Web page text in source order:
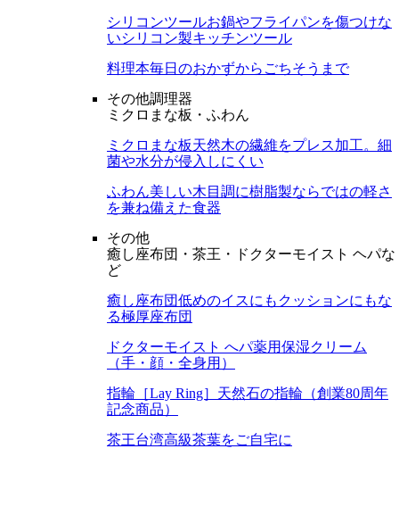
シリコンツールお鍋やフライパンを傷つけな
いシリコン製キッチンツール
料理本毎日のおかずからごちそうまで
その他調理器
ミクロまな板・ふわん
ミクロまな板天然木の繊維をプレス加工。細
菌や水分が侵入しにくい
ふわん美しい木目調に樹脂製ならではの軽さ
を兼ね備えた食器
その他
癒し座布団・茶王・ドクターモイスト ヘパな
ど
癒し座布団低めのイスにもクッションにもな
る極厚座布団
ドクターモイスト へパ薬用保湿クリーム
（手・顔・全身用）
指輪［Lay Ring］ 天然石の指輪（創業80周年
記念商品）
茶王台湾高級茶葉をご自宅に